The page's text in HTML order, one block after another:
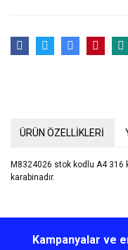
ÜRÜN ÖZELLİKLERİ
M8324026 stok kodlu A4 316
karabinadır.
Bu
tarafımıza iletebilirsiniz.
Kampanyalar ve